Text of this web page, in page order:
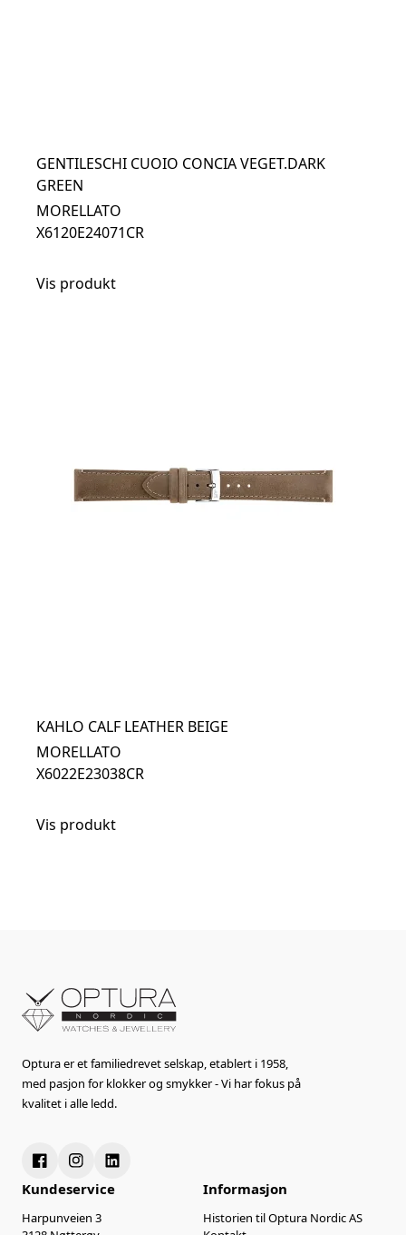
GENTILESCHI CUOIO CONCIA VEGET.DARK
GREEN
MORELLATO
X6120E24071CR
Vis produkt
KAHLO CALF LEATHER BEIGE
MORELLATO
X6022E23038CR
Vis produkt
Optura er et familiedrevet selskap, etablert i 1958,
med pasjon for klokker og smykker - Vi har fokus på
kvalitet i alle ledd.
Kundeservice
Harpunveien 3
Informasjon
Historien til Optura Nordic AS